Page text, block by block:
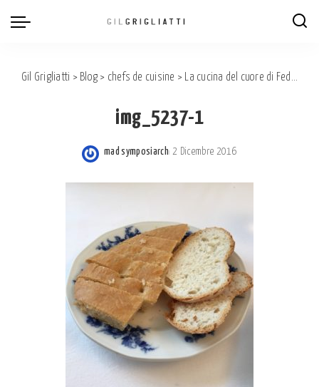
Gil Grigliatti > Blog > chefs de cuisine > La cucina del cuore di Federica al rist. Cacciatori di Cartosio.
img_5237-1
Posted
mad symposiarch 2 Dicembre 2016